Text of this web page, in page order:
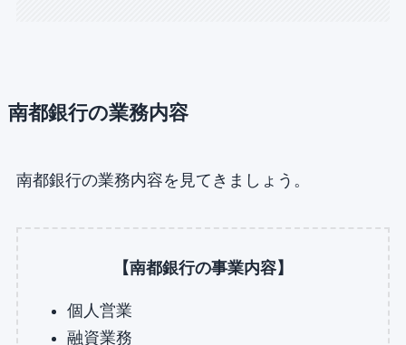
南都銀行の業務内容
南都銀行の業務内容を見てきましょう。
【南都銀行の事業内容】
個人営業
融資業務